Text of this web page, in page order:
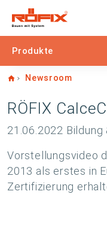
Produkte
Home
Newsroom
RÖFIX
21.06.2022 Bildung
Vorstellungsvideo
2013 als erstes in
Zertifizierung